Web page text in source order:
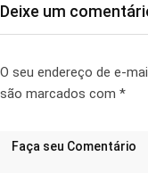
Deixe um
O seu endereço de e-
são marcados com *